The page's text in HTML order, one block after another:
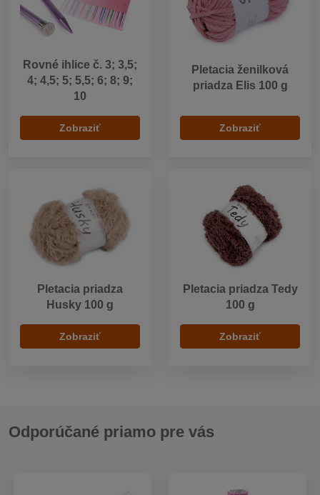
Rovné ihlice č. 3; 3,5;
4; 4,5; 5; 5,5; 6; 8; 9;
10
Zobraziť
Pletacia ženilková
priadza Elis 100 g
Zobraziť
Pletacia priadza
Husky 100 g
Zobraziť
Pletacia priadza Tedy
100 g
Zobraziť
Odporúčané priamo pre vás